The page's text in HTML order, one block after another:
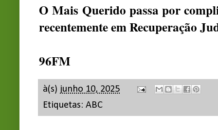
O Mais Querido passa por
recentemente em Recuperação
96FM
à(s) junho 10, 2025
Etiquetas: ABC